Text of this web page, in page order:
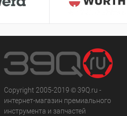
Copyright 2005-2019 © 39Q.ru -
интернет-магазин премиального
инструмента и запчастей